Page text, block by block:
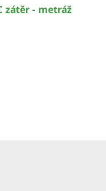
zátěr - metráž